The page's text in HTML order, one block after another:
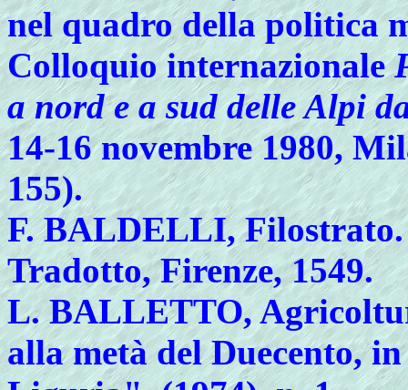
nel quadro della politica
Colloquio internazionale
a nord e a sud delle Alpi
14-16 novembre 1980,
155).
F.BALDELLI, Filostrato.
Tradotto, Firenze, 1549.
L.BALLETTO,
alla metà del Duecento,